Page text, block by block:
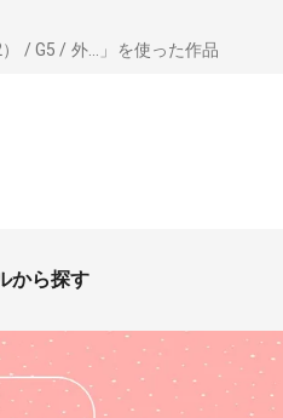
/ G5 / 外...」を使った作品
から探す